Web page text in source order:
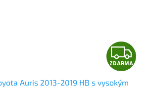
Z
D
ZDARMA
Auris 2013-2019 HB s vysokým